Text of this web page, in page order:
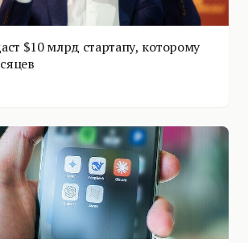
$10 млрд стартапу, которому